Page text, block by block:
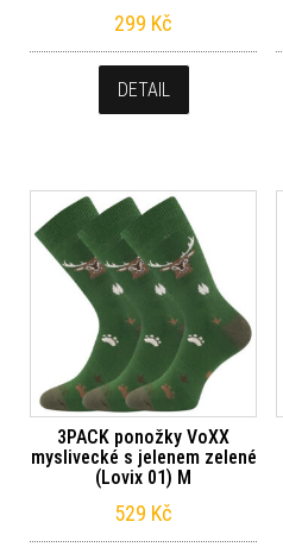
299 Kč
DETAIL
3PACK ponožky VoXX
myslivecké s jelenem zelené
(Lovix 01) M
529 Kč